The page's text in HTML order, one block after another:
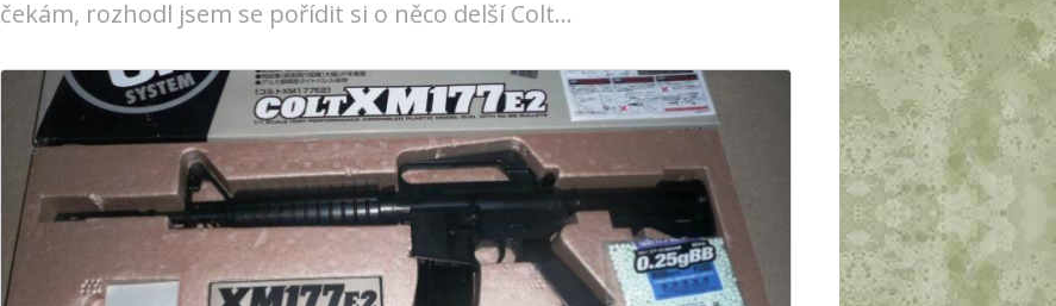
čekám, rozhodl jsem se pořídit si o něco delší Colt...